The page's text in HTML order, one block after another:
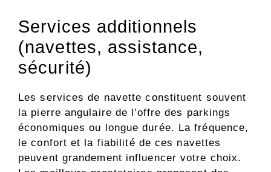
Services additionnels
(navettes, assistance,
sécurité)
Les services de navette constituent souvent
la pierre angulaire de l'offre des parkings
économiques ou longue durée. La fréquence,
le confort et la fiabilité de ces navettes
peuvent grandement influencer votre choix.